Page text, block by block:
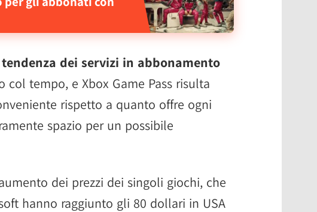
tendenza dei servizi in abbonamento
col tempo, e Xbox Game Pass risulta
rispetto a quanto offre ogni
spazio per un possibile
dei prezzi dei singoli giochi, che
hanno raggiunto gli 80 dollari in USA